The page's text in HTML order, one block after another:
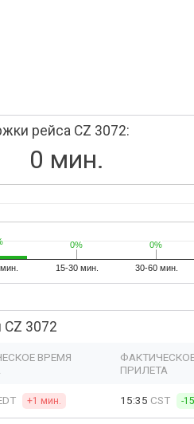
рейса CZ 3072:
0 мин.
15-30 мин. 30-60 мин.
0%
0% 0%
0%
3072
ВРЕМЯ
ПРИЛЕТА
+1 мин. 15:35 CST -